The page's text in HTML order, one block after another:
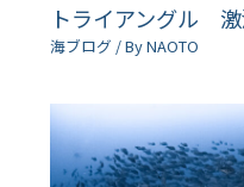
トライアングル
海ブログ / ByNAOTO